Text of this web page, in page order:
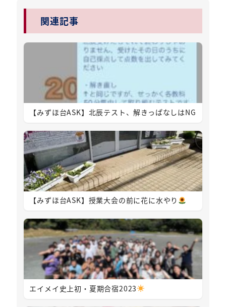
関連記事
【みずほ台ASK】北辰テスト、解きっぱなしはNG
【みずほ台ASK】授業大会の前に花に水やり
エイメイ史上初・夏期合宿2023